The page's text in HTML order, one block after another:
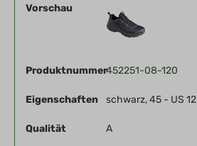
Vorschau
Produktnummer452251-08-120
Eigenschaften schwarz, 45 - US 12
Qualität A